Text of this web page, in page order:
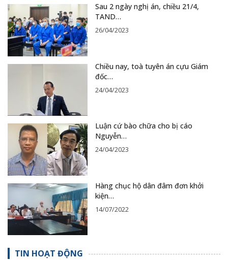
Sau 2 ngày nghị án, chiều 21/4,
TAND…
26/04/2023
Chiều nay, toà tuyên án cựu Giám
đốc…
24/04/2023
Luận cứ bào chữa cho bị cáo
Nguyễn…
24/04/2023
Hàng chục hộ dân đâm đơn khởi
kiện…
14/07/2022
TIN HOẠT ĐỘNG